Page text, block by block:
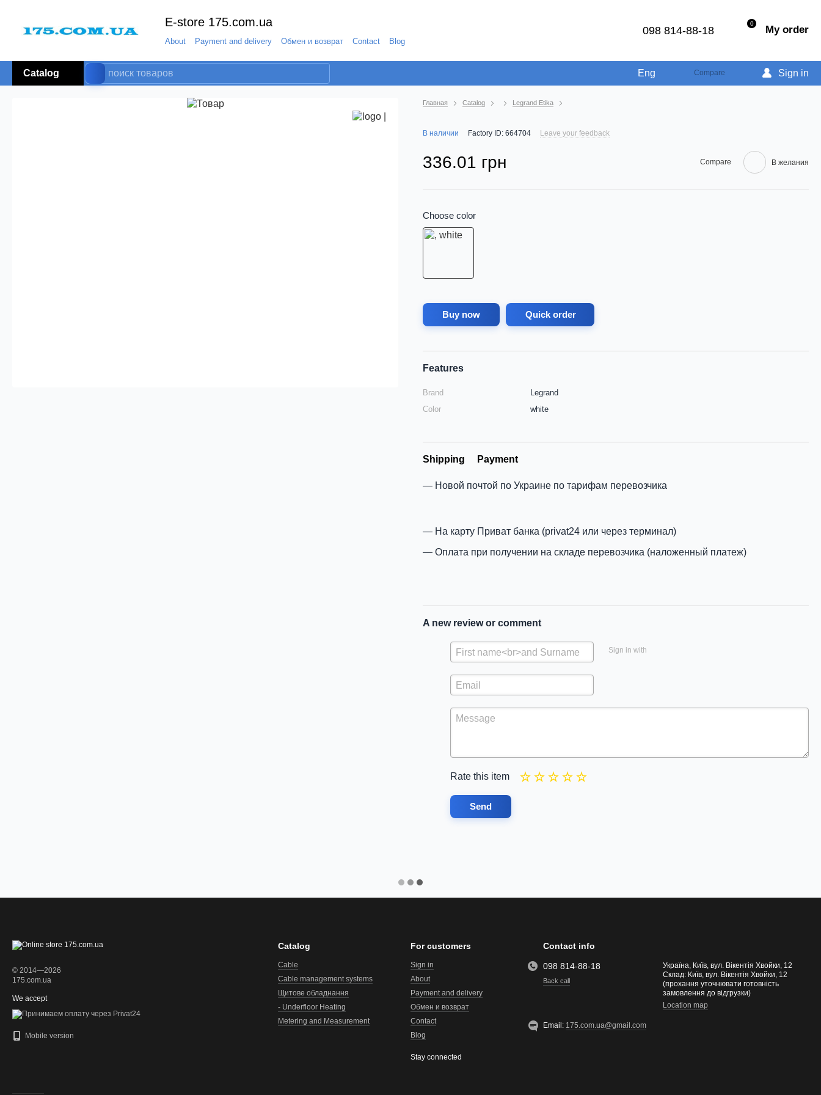
E-store 175.com.ua
About Payment and delivery Обмен и возврат Contact Blog
098 814-88-18
0 My order
Catalog Eng Compare Sign in
Главная Catalog Legrand Etika
В наличии Factory ID: 664704 Leave your feedback
336.01 грн Compare В желания
Choose color
Buy now Quick order
Features
Brand
Legrand
Color
white
Shipping Payment
Новой почтой по Украине по тарифам перевозчика
На карту Приват банка (privat24 или через терминал)
Оплата при получении на складе перевозчика (наложенный платеж)
A new review or comment
Sign in with
Rate this item
Send
© 2014—2026
175.com.ua
We accept
Mobile version
Catalog
Cable
Cable management systems
Щитове обладнання
- Underfloor Heating
Metering and Measurement
For customers
Sign in
About
Payment and delivery
Обмен и возврат
Contact
Blog
Stay connected
Contact info
098 814-88-18
Back call
Україна, Київ, вул. Вікентія Хвойки, 12
Склад: Київ, вул. Вікентія Хвойки, 12
(прохання уточнювати готовність
замовлення до відгрузки)
Location map
Email: 175.com.ua@gmail.com